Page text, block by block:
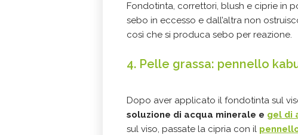
Fondotinta, correttori, blush e ciprie in
sebo in eccesso e dall’altra non
così che si produca sebo per reazione.
4. Pelle grassa: pennello
Dopo aver applicato il fondotinta sul
soluzione di acqua minerale e gel di
sul viso, passate la cipria con il